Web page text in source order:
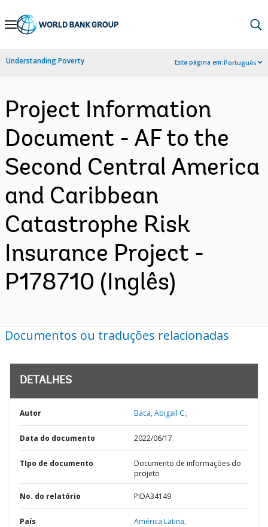
Skip
Navigation
Understanding Poverty Esta página em:Português
Project Information
Document - AF to the
Second Central America
and Caribbean
Catastrophe Risk
Insurance Project -
P178710 (Inglês)
Documentos ou traduções relacionadas
DETALHES
Autor Baca, Abigail C.;
Data do documento 2022/06/17
TIpo de documento
Documento de informações do
projeto
No. do relatório PIDA34149
País América Latina,